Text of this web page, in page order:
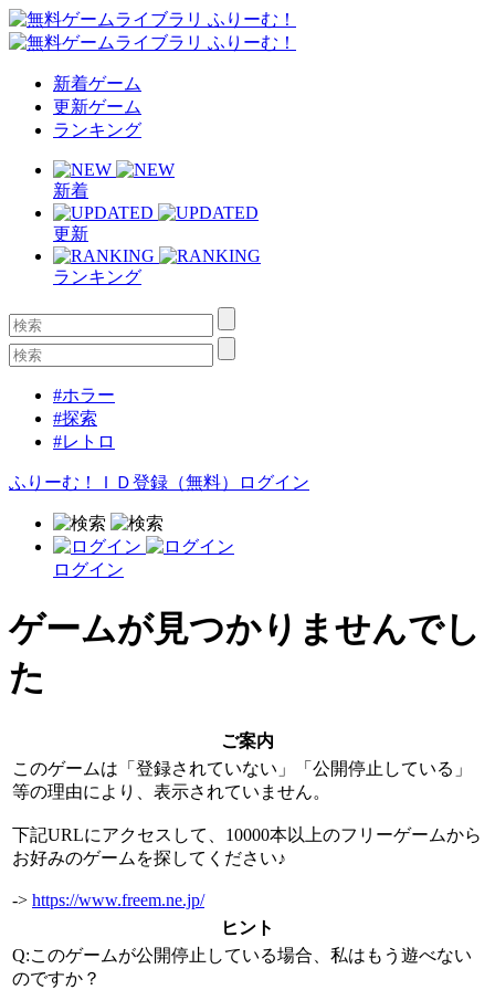
新着ゲーム
更新ゲーム
ランキング
新着
更新
ランキング
#ホラー
#探索
#レトロ
ふりーむ！ＩＤ登録（無料） ログイン
ログイン
ゲームが見つかりませんでし
た
ご案内
このゲームは「登録されていない」「公開停止している」
等の理由により、表示されていません。
下記URLにアクセスして、10000本以上のフリーゲームから
お好みのゲームを探してください♪
-> https://www.freem.ne.jp/
ヒント
Q:このゲームが公開停止している場合、私はもう遊べない
のですか？